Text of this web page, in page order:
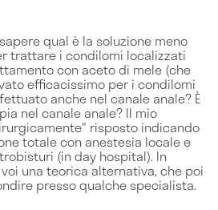
qual è la soluzione meno
trattare i condilomi localizzati
con aceto di mele (che
efficacissimo per i condilomi
anche nel canale anale? È
nel canale anale? Il mio
risposto indicando
totale con anestesia locale e
(in day hospital). In
una teorica alternativa, che poi
presso qualche specialista.